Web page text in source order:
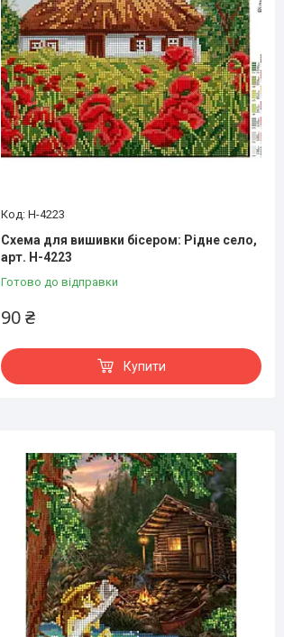
Н-4223
Схема для вишивки бісером: Рідне село,
арт. Н-4223
Готово до відправки
90 ₴
Купити